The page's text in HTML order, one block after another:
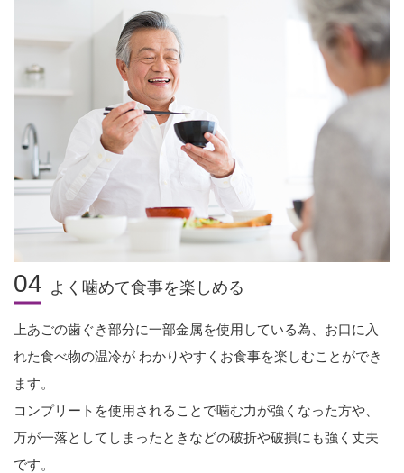
04 よく噛めて食事を楽しめる
上あごの歯ぐき部分に一部金属を使用している為、お口に入
れた食べ物の温冷が わかりやすくお食事を楽しむことができ
ます。
コンプリートを使用されることで噛む力が強くなった方や、
万が一落としてしまったときなどの破折や破損にも強く丈夫
です。